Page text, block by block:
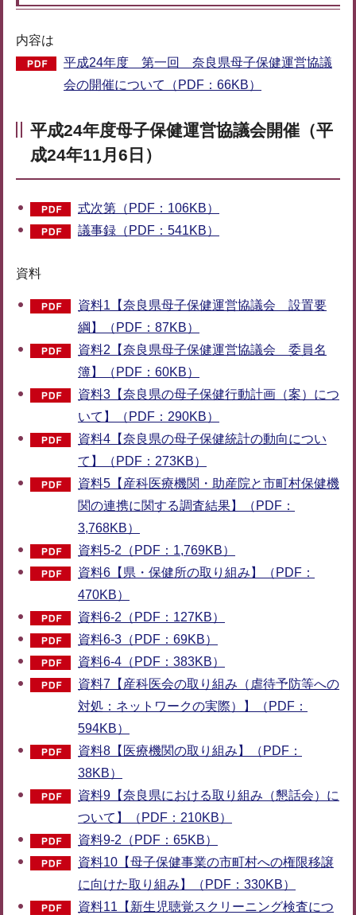
内容は
平成24年度 第一回 奈良県母子保健運営協議
会の開催について（PDF：66KB）
平成24年度母子保健運営協議会開催（平
成24年11月6日）
式次第（PDF：106KB）
議事録（PDF：541KB）
資料
資料1【奈良県母子保健運営協議会 設置要
綱】（PDF：87KB）
資料2【奈良県母子保健運営協議会 委員名
簿】（PDF：60KB）
資料3【奈良県の母子保健行動計画（案）につ
いて】（PDF：290KB）
資料4【奈良県の母子保健統計の動向につい
て】（PDF：273KB）
資料5【産科医療機関・助産院と市町村保健機
関の連携に関する調査結果】（PDF：
3,768KB）
資料5-2（PDF：1,769KB）
資料6【県・保健所の取り組み】（PDF：
470KB）
資料6-2（PDF：127KB）
資料6-3（PDF：69KB）
資料6-4（PDF：383KB）
資料7【産科医会の取り組み（虐待予防等への
対処：ネットワークの実際）】（PDF：
594KB）
資料8【医療機関の取り組み】（PDF：
38KB）
資料9【奈良県における取り組み（懇話会）に
ついて】（PDF：210KB）
資料9-2（PDF：65KB）
資料10【母子保健事業の市町村への権限移譲
に向けた取り組み】（PDF：330KB）
資料11【新生児聴覚スクリーニング検査につ